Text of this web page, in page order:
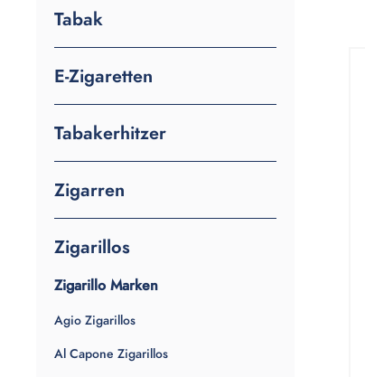
Tabak
E-Zigaretten
Tabakerhitzer
Zigarren
Zigarillos
Zigarillo Marken
Agio Zigarillos
Al Capone Zigarillos